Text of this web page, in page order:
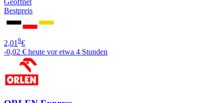
Geöffnet
Bestpreis
2,01 9€
-0,02 € heute vor etwa 4 Stunden